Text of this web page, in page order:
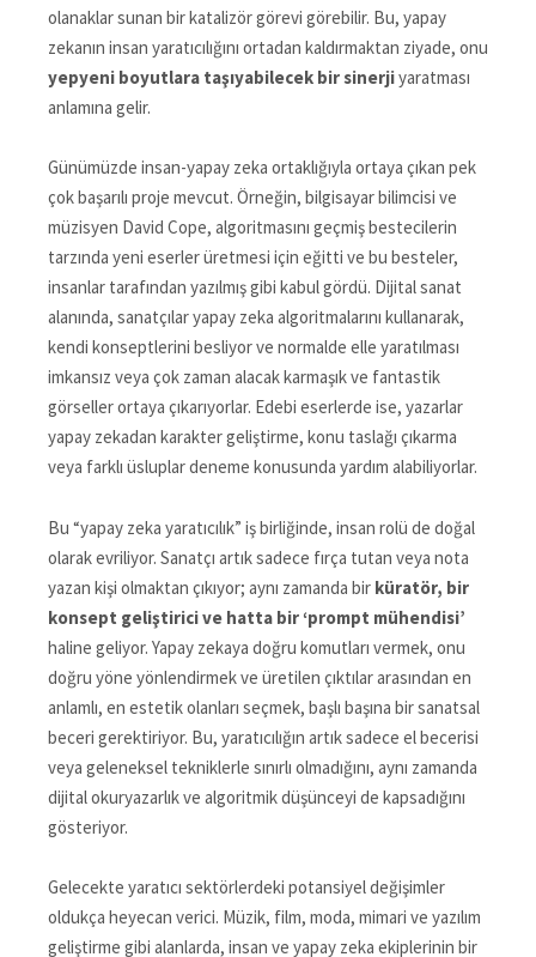
olanaklar sunan bir katalizör görevi görebilir. Bu, yapay
zekanın insan yaratıcılığını ortadan kaldırmaktan ziyade, onu
yepyeni boyutlara taşıyabilecek bir sinerjiyaratması
anlamına gelir.
Günümüzde insan-yapay zeka ortaklığıyla ortaya çıkan pek
çok başarılı proje mevcut. Örneğin, bilgisayar bilimcisi ve
müzisyen David Cope, algoritmasını geçmiş bestecilerin
tarzında yeni eserler üretmesi için eğitti ve bu besteler,
insanlar tarafından yazılmış gibi kabul gördü. Dijital sanat
alanında, sanatçılar yapay zeka algoritmalarını kullanarak,
kendi konseptlerini besliyor ve normalde elle yaratılması
imkansız veya çok zaman alacak karmaşık ve fantastik
görseller ortaya çıkarıyorlar. Edebi eserlerde ise, yazarlar
yapay zekadan karakter geliştirme, konu taslağı çıkarma
veya farklı üsluplar deneme konusunda yardım alabiliyorlar.
Bu “yapay zeka yaratıcılık” iş birliğinde, insan rolü de doğal
olarak evriliyor. Sanatçı artık sadece fırça tutan veya nota
yazan kişi olmaktan çıkıyor; aynı zamanda bir küratör, bir
konsept geliştirici ve hatta bir ‘prompt mühendisi’
haline geliyor. Yapay zekaya doğru komutları vermek, onu
doğru yöne yönlendirmek ve üretilen çıktılar arasından en
anlamlı, en estetik olanları seçmek, başlı başına bir sanatsal
beceri gerektiriyor. Bu, yaratıcılığın artık sadece el becerisi
veya geleneksel tekniklerle sınırlı olmadığını, aynı zamanda
dijital okuryazarlık ve algoritmik düşünceyi de kapsadığını
gösteriyor.
Gelecekte yaratıcı sektörlerdeki potansiyel değişimler
oldukça heyecan verici. Müzik, film, moda, mimari ve yazılım
geliştirme gibi alanlarda, insan ve yapay zeka ekiplerinin bir